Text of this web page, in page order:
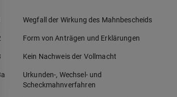
Wegfall der Wirkung des Mahnbescheids
Form von Anträgen und Erklärungen
Kein Nachweis der Vollmacht
Urkunden-, Wechsel- und
Scheckmahnverfahren